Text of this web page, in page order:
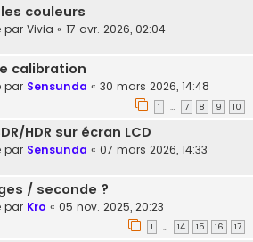
couleurs
par Vivia « 17 avr. 2026, 02:04
calibration
par Sensunda « 30 mars 2026, 14:48
1 … 7 8 9 10
HDR sur écran LCD
par Sensunda « 07 mars 2026, 14:33
/ seconde ?
par Kro « 05 nov. 2025, 20:23
1 … 14 15 16 17